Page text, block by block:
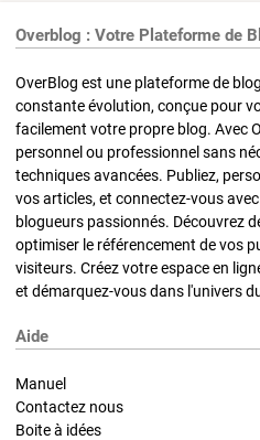
Overblog : Votre Plateforme de
OverBlog est une plateforme de
constante évolution, conçue pour
facilement votre propre blog. Avec
personnel ou professionnel sans
techniques avancées. Publiez,
vos articles, et connectez-vous
blogueurs passionnés. Découvrez
optimiser le référencement de vos
visiteurs. Créez votre espace en
et démarquez-vous dans l'univers
Aide
Manuel
Contactez nous
Boite à idées